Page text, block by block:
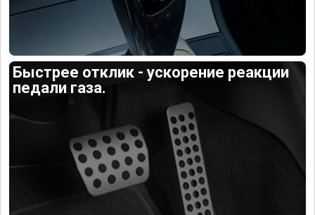
Быстрее отклик - ускорение реакции
педали газа.